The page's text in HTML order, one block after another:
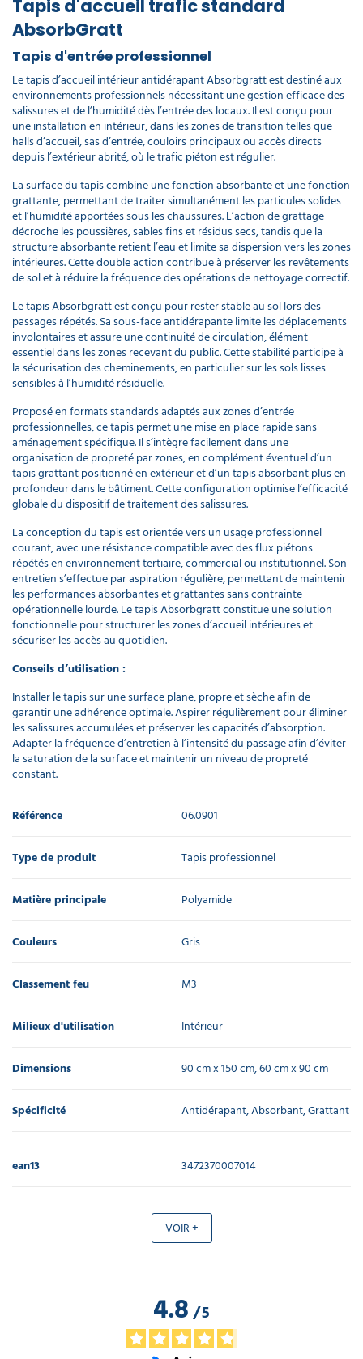
Tapis d'accueil trafic standard
AbsorbGratt
Tapis d'entrée professionnel
Le tapis d’accueil intérieur antidérapant Absorbgratt est destiné aux
environnements professionnels nécessitant une gestion efficace des
salissures et de l’humidité dès l’entrée des locaux. Il est conçu pour
une installation en intérieur, dans les zones de transition telles que
halls d’accueil, sas d’entrée, couloirs principaux ou accès directs
depuis l’extérieur abrité, où le trafic piéton est régulier.
La surface du tapis combine une fonction absorbante et une fonction
grattante, permettant de traiter simultanément les particules solides
et l’humidité apportées sous les chaussures. L’action de grattage
décroche les poussières, sables fins et résidus secs, tandis que la
structure absorbante retient l’eau et limite sa dispersion vers les zones
intérieures. Cette double action contribue à préserver les revêtements
de sol et à réduire la fréquence des opérations de nettoyage correctif.
Le tapis Absorbgratt est conçu pour rester stable au sol lors des
passages répétés. Sa sous-face antidérapante limite les déplacements
involontaires et assure une continuité de circulation, élément
essentiel dans les zones recevant du public. Cette stabilité participe à
la sécurisation des cheminements, en particulier sur les sols lisses
sensibles à l’humidité résiduelle.
Proposé en formats standards adaptés aux zones d’entrée
professionnelles, ce tapis permet une mise en place rapide sans
aménagement spécifique. Il s’intègre facilement dans une
organisation de propreté par zones, en complément éventuel d’un
tapis grattant positionné en extérieur et d’un tapis absorbant plus en
profondeur dans le bâtiment. Cette configuration optimise l’efficacité
globale du dispositif de traitement des salissures.
La conception du tapis est orientée vers un usage professionnel
courant, avec une résistance compatible avec des flux piétons
répétés en environnement tertiaire, commercial ou institutionnel. Son
entretien s’effectue par aspiration régulière, permettant de maintenir
les performances absorbantes et grattantes sans contrainte
opérationnelle lourde. Le tapis Absorbgratt constitue une solution
fonctionnelle pour structurer les zones d’accueil intérieures et
sécuriser les accès au quotidien.
Conseils d’utilisation :
Installer le tapis sur une surface plane, propre et sèche afin de
garantir une adhérence optimale. Aspirer régulièrement pour éliminer
les salissures accumulées et préserver les capacités d’absorption.
Adapter la fréquence d’entretien à l’intensité du passage afin d’éviter
la saturation de la surface et maintenir un niveau de propreté
constant.
Référence 06.0901
Type de produit Tapis professionnel
Matière principale Polyamide
Couleurs Gris
Classement feu M3
Milieux d'utilisation Intérieur
Dimensions 90 cm x 150 cm, 60 cm x 90 cm
Spécificité Antidérapant, Absorbant, Grattant
ean13 3472370007014
VOIR +
4.8/5